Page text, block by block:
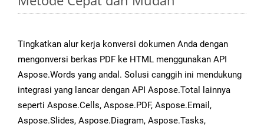
Tingkatkan alur kerja konversi dokumen Anda dengan
mengonversi berkas PDF ke HTML menggunakan API
Aspose.Words yang andal. Solusi canggih ini mendukung
integrasi yang lancar dengan API Aspose.Total lainnya
seperti Aspose.Cells, Aspose.PDF, Aspose.Email,
Aspose.Slides, Aspose.Diagram, Aspose.Tasks,